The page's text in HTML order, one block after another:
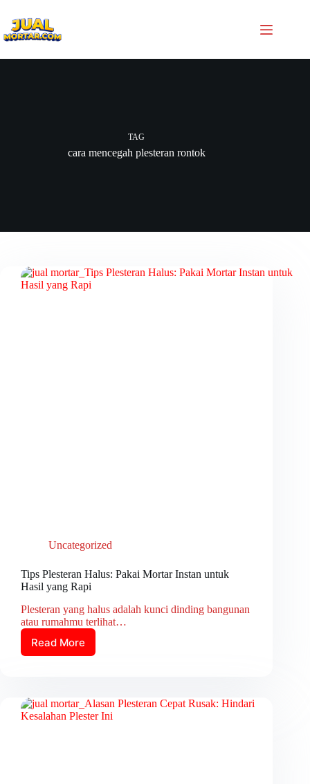
TAG
cara mencegah plesteran rontok
Uncategorized
Tips Plesteran Halus: Pakai Mortar Instan untuk
Hasil yang Rapi
Plesteran yang halus adalah kunci dinding bangunan
atau rumahmu terlihat…
Read More